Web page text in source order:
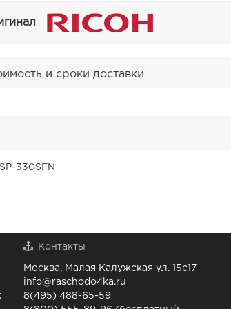
и сроки доставки
330SFN
Контакты
Москва, Малая Калужская ул. 15с17
info@raschodo4ka.ru
8(495) 488-65-59